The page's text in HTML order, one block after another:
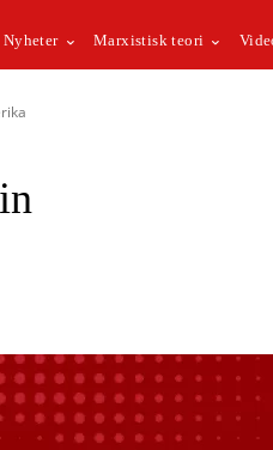
Nyheter Marxistisk teori